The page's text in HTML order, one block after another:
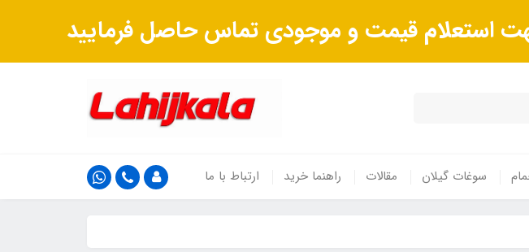
استعلام قیمت و موجودی تماس حاصل فرمایید
سوغات گیلان مقالات راهنما خرید ارتباط با ما